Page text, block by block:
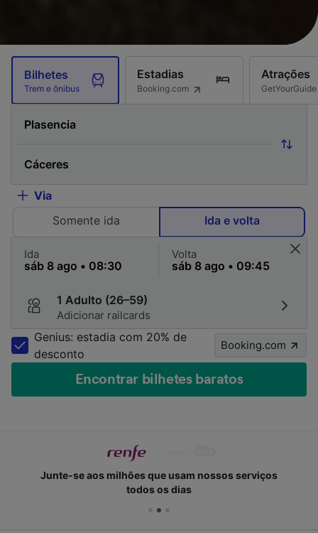
Bilhetes
Trem e ônibus
Estadias
Booking.com
Atrações
GetYourGuide
Via
Somente ida
Ida e volta
Ida Volta
1 Adulto (26–59)
Adicionar railcards
Genius: estadia com 20% de
desconto
Booking.com
Encontrar bilhetes baratos
Junte-se aos milhões que usam nossos serviços
todos os dias